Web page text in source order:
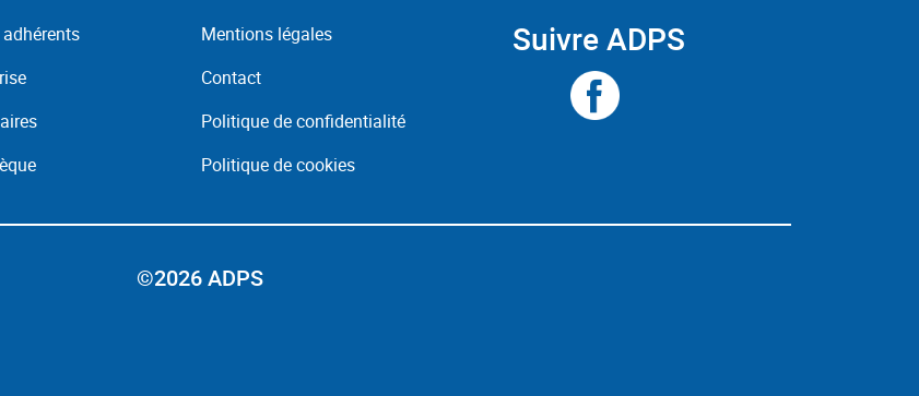
Mentions légales
Contact
Politique de confidentialité
Politique de cookies
Suivre ADPS
©2026 ADPS